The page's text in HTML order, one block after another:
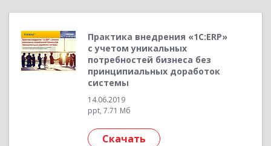
Практика внедрения «1С:ERP»
с учетом уникальных
потребностей бизнеса без
принципиальных доработок
системы
14.06.2019
ppt, 7.71 Мб
Скачать